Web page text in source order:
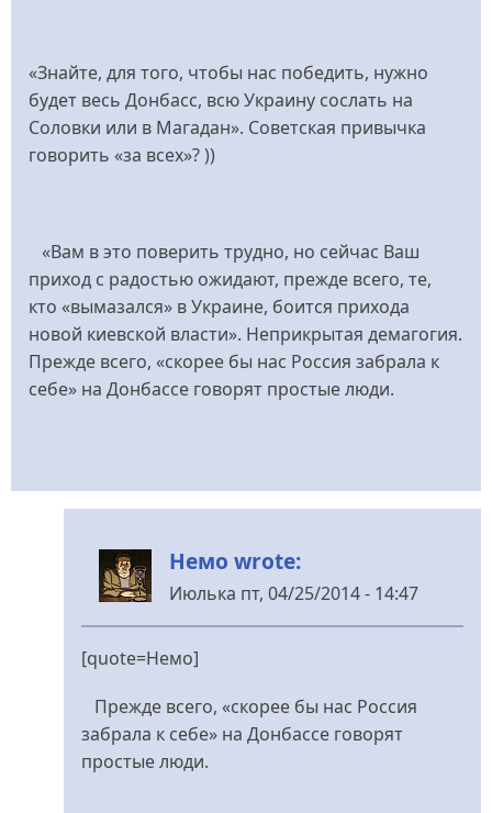
«Знайте, для того, чтобы нас победить, нужно
будет весь Донбасс, всю Украину сослать на
Соловки или в Магадан». Советская привычка
говорить «за всех»? ))
«Вам в это поверить трудно, но сейчас Ваш
приход с радостью ожидают, прежде всего, те,
кто «вымазался» в Украине, боится прихода
новой киевской власти». Неприкрытая демагогия.
Прежде всего, «скорее бы нас Россия забрала к
себе» на Донбассе говорят простые люди.
Немо wrote:
Июлька пт, 04/25/2014 - 14:47
У
відповідь
Поверить
трудно,
від
[quote=Немо]
Прежде всего, «скорее бы нас Россия
забрала к себе» на Донбассе говорят
простые люди.